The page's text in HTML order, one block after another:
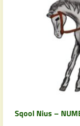
Sqool Nius –